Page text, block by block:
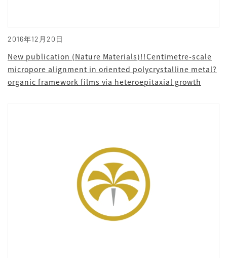
2016年12月20日
New publication (Nature Materials)!!Centimetre-scale
micropore alignment in oriented polycrystalline metal?
organic framework films via heteroepitaxial growth